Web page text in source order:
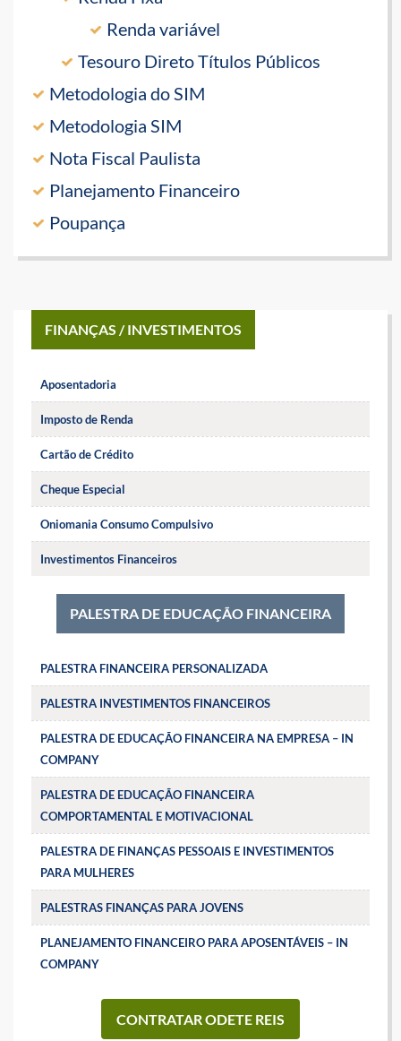
Renda variável
Tesouro Direto Títulos Públicos
Metodologia do SIM
Metodologia SIM
Nota Fiscal Paulista
Planejamento Financeiro
Poupança
FINANÇAS / INVESTIMENTOS
Aposentadoria
Imposto de Renda
Cartão de Crédito
Cheque Especial
Oniomania Consumo Compulsivo
Investimentos Financeiros
PALESTRA DE EDUCAÇÃO FINANCEIRA
PALESTRA FINANCEIRA PERSONALIZADA
PALESTRA INVESTIMENTOS FINANCEIROS
PALESTRA DE EDUCAÇÃO FINANCEIRA NA EMPRESA – IN
COMPANY
PALESTRA DE EDUCAÇÃO FINANCEIRA
COMPORTAMENTAL E MOTIVACIONAL
PALESTRA DE FINANÇAS PESSOAIS E INVESTIMENTOS
PARA MULHERES
PALESTRAS FINANÇAS PARA JOVENS
PLANEJAMENTO FINANCEIRO PARA APOSENTÁVEIS – IN
COMPANY
CONTRATAR ODETE REIS